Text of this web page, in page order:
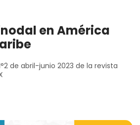
en América
de abril-junio 2023 de la revista